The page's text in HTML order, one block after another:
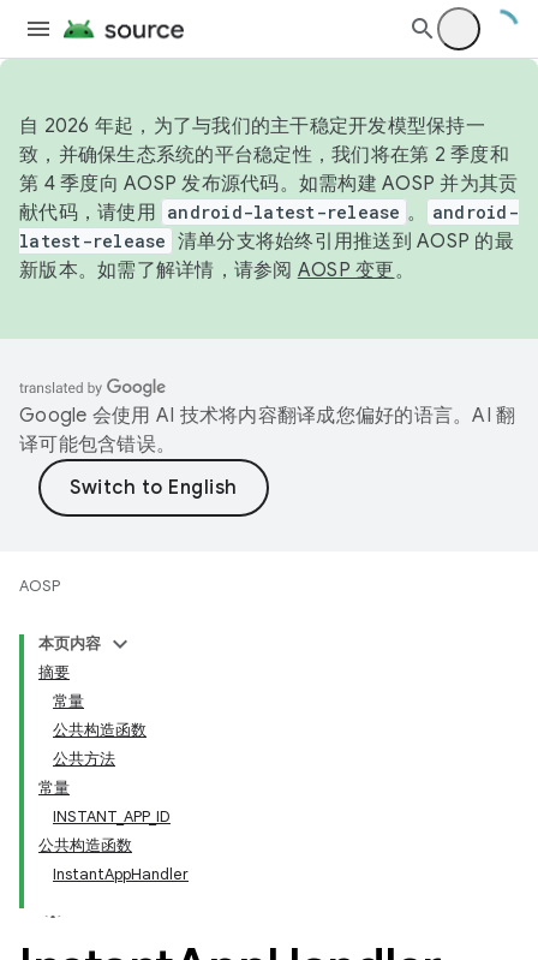
自 2026 年起，为了与我们的主干稳定开发模型保持一
致，并确保生态系统的平台稳定性，我们将在第 2 季度和
第 4 季度向 AOSP 发布源代码。如需构建 AOSP 并为其贡
献代码，请使用 android-latest-release 。
android-
latest-release 清单分支将始终引用推送到 AOSP 的最
新版本。如需了解详情，请参阅 AOSP 变更。
Google 会使用 AI 技术将内容翻译成您偏好的语言。AI 翻
译可能包含错误。
AOSP
本页内容
摘要
常量
公共构造函数
公共方法
常量
INSTANT_APP_ID
公共构造函数
InstantAppHandler